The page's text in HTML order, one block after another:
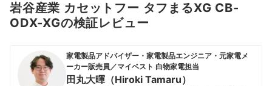
岩谷産業 カセットフー タフまるXG CB-
ODX-XGの検証レビュー
家電製品アドバイザー・家電製品エンジニア・元家電メ
ーカー販売員／マイベスト 白物家電担当
田丸大暉（Hiroki Tamaru）